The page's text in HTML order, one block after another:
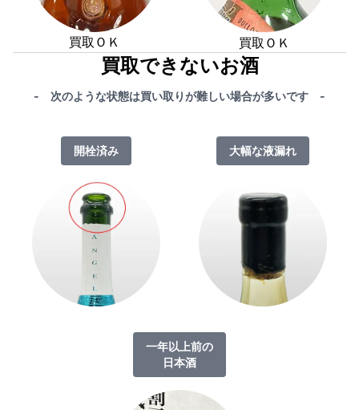
買取ＯＫ 買取ＯＫ
買取できないお酒
- 次のような状態は買い取りが難しい場合が多いです -
開栓済み 大幅な液漏れ
一年以上前の
日本酒